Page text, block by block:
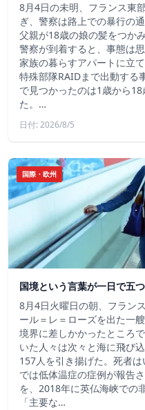
8月4日の未明、フランス東
ぎ、警察は路上での暴行の
父親が18歳の娘の髪をつか
警察が到着すると、事態は
家族の暮らすアパートに立
特殊部隊RAIDまで出動する
で見つかったのは1歳から
た。…
日付: 2026/8/5
国際・欧州
国境という言葉が一日で五
8月4日火曜日の朝、フラン
ール＝レ＝ローズを出た一
境界に差しかかったところ
いた人々は次々と海に飛び
157人を引き揚げた。死者
では低体温症の症例が報告
を、2018年に英仏海峡での
「主要な…